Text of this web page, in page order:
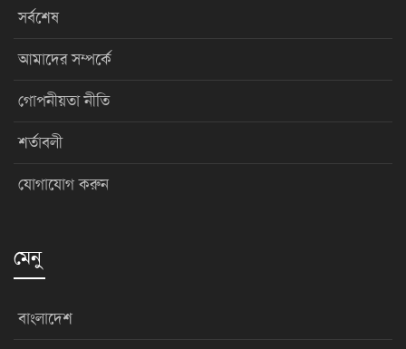
সর্বশেষ
আমাদের সম্পর্কে
গোপনীয়তা নীতি
শর্তাবলী
যোগাযোগ করুন
মেনু
বাংলাদেশ